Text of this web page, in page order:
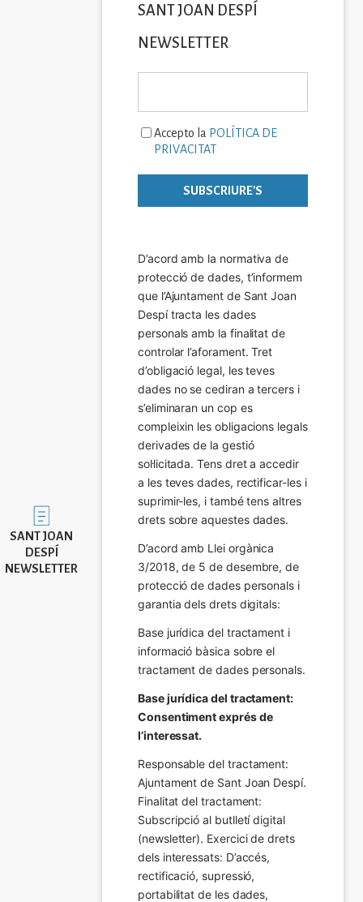
Imatge
SANT JOAN
DESPÍ
NEWSLETTER
SANT JOAN DESPÍ
NEWSLETTER
Accepto la POLÍTICA DE
PRIVACITAT
D’acord amb la normativa de
protecció de dades, t’informem
que l’Ajuntament de Sant Joan
Despí tracta les dades
personals amb la finalitat de
controlar l’aforament. Tret
d’obligació legal, les teves
dades no se cediran a tercers i
s’eliminaran un cop es
compleixin les obligacions legals
derivades de la gestió
sol·licitada. Tens dret a accedir
a les teves dades, rectificar-les i
suprimir-les, i també tens altres
drets sobre aquestes dades.
D’acord amb Llei orgànica
3/2018, de 5 de desembre, de
protecció de dades personals i
garantia dels drets digitals:
Base jurídica del tractament i
informació bàsica sobre el
tractament de dades personals.
Base jurídica del tractament:
Consentiment exprés de
l’interessat.
Responsable del tractament:
Ajuntament de Sant Joan Despí.
Finalitat del tractament:
Subscripció al butlletí digital
(newsletter). Exercici de drets
dels interessats: D’accés,
rectificació, supressió,
portabilitat de les dades,